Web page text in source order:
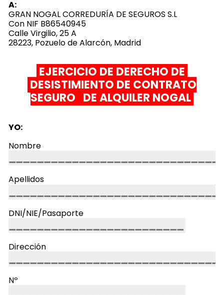
A:
GRAN NOGAL CORREDURÍA DE SEGUROS S.L
Con NIF B86540945
Calle Virgilio, 25 A
28223, Pozuelo de Alarcón, Madrid
EJERCICIO DE DERECHO DE
DESISTIMIENTO DE CONTRATO
SEGURO DE ALQUILER NOGAL
YO:
Nombre
Apellidos
DNI/NIE/Pasaporte
Dirección
Nº